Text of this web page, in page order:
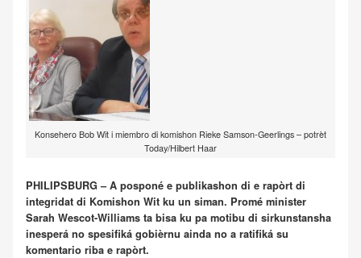
Konsehero Bob Wit i miembro di komishon Rieke Samson-Geerlings – potrèt
Today/Hilbert Haar
PHILIPSBURG – A posponé e publikashon di e rapòrt di
integridat di Komishon Wit ku un siman. Promé minister
Sarah Wescot-Williams ta bisa ku pa motibu di sirkunstansha
inesperá no spesifiká gobièrnu ainda no a ratifiká su
komentario riba e rapòrt.